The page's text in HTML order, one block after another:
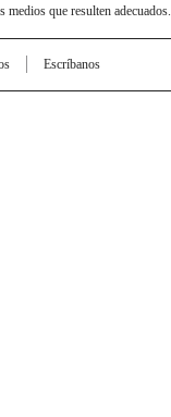
que resulten adecuados.
Escríbanos